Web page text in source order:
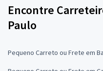
Encontre
Paulo
Pequeno Carreto ou Frete em